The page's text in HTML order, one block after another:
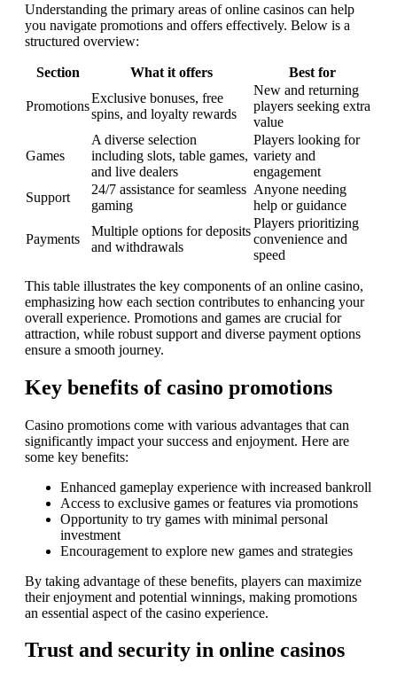
Understanding the primary areas of online casinos can help
you navigate promotions and offers effectively. Below is a
structured overview:
Section What it offers Best for
Promotions
Exclusive bonuses, free
spins, and loyalty rewards
New and returning
players seeking extra
value
Games
A diverse selection
including slots, table games,
and live dealers
Players looking for
variety and
engagement
Support
24/7 assistance for seamless
gaming
Anyone needing
help or guidance
Payments
Multiple options for deposits
and withdrawals
Players prioritizing
convenience and
speed
This table illustrates the key components of an online casino,
emphasizing how each section contributes to enhancing your
overall experience. Promotions and games are crucial for
attraction, while robust support and diverse payment options
ensure a smooth journey.
Key benefits of casino promotions
Casino promotions come with various advantages that can
significantly impact your success and enjoyment. Here are
some key benefits:
Enhanced gameplay experience with increased bankroll
Access to exclusive games or features via promotions
Opportunity to try games with minimal personal
investment
Encouragement to explore new games and strategies
By taking advantage of these benefits, players can maximize
their enjoyment and potential winnings, making promotions
an essential aspect of the casino experience.
Trust and security in online casinos